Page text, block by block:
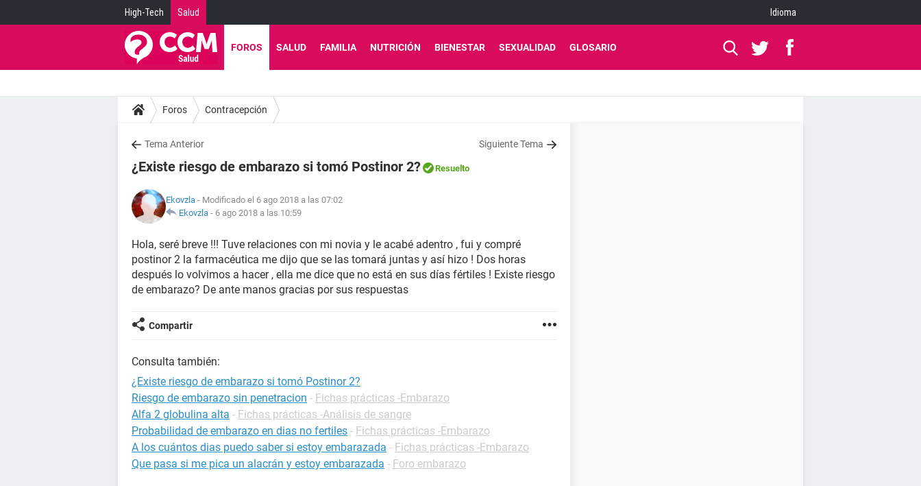
High-Tech Salud Idioma
FOROS SALUD FAMILIA NUTRICIÓN BIENESTAR SEXUALIDAD GLOSARIO
Foros Contracepción
Tema Anterior Siguiente Tema
¿Existe riesgo de embarazo si tomó Postinor 2? Resuelto
Ekovzla - Modificado el 6 ago 2018 a las 07:02
Ekovzla - 6 ago 2018 a las 10:59
Hola, seré breve !!! Tuve relaciones con mi novia y le acabé adentro , fui y compré
postinor 2 la farmacéutica me dijo que se las tomará juntas y así hizo ! Dos horas
después lo volvimos a hacer , ella me dice que no está en sus días fértiles ! Existe riesgo
de embarazo? De ante manos gracias por sus respuestas
Compartir
Consulta también:
¿Existe riesgo de embarazo si tomó Postinor 2?
Riesgo de embarazo sin penetracion - Fichas prácticas -Embarazo
Alfa 2 globulina alta - Fichas prácticas -Análisis de sangre
Probabilidad de embarazo en dias no fertiles - Fichas prácticas -Embarazo
A los cuántos dias puedo saber si estoy embarazada - Fichas prácticas -Embarazo
Que pasa si me pica un alacrán y estoy embarazada - Foro embarazo